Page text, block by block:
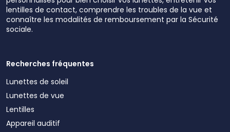
lentilles de contact, comprendre les troubles de la vue et
connaître les modalités de remboursement par la Sécurité
sociale.
Recherches fréquentes
Lunettes de soleil
Lunettes de vue
Lentilles
Appareil auditif